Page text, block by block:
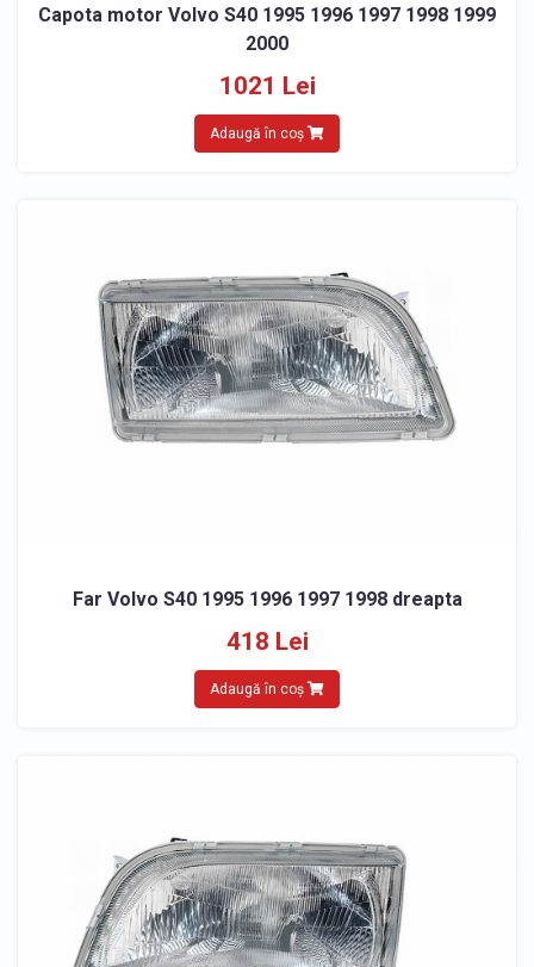
Capota motor Volvo S40 1995 1996 1997 1998 1999
2000
1021 Lei
Adaugă în coș
Far Volvo S40 1995 1996 1997 1998 dreapta
418 Lei
Adaugă în coș